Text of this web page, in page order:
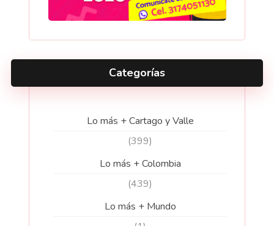
Categorías
Lo más + Cartago y Valle
(399)
Lo más + Colombia
(439)
Lo más + Mundo